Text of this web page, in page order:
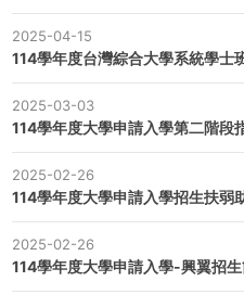
2025-04-15
114學年度台灣綜合大學系統學士
2025-03-03
114學年度大學申請入學第二階段
2025-02-26
114學年度大學申請入學招生扶弱
2025-02-26
114學年度大學申請入學-興翼招